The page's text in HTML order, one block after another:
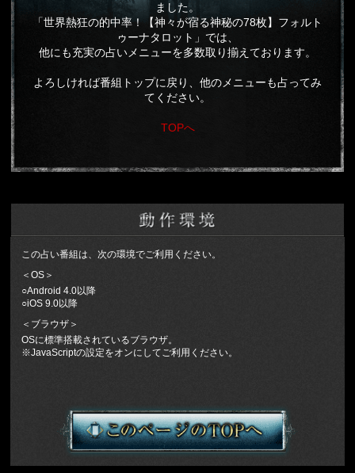
ました。
「世界熱狂の的中率！【神々が宿る神秘の78枚】フォルト
ゥーナタロット」では、
他にも充実の占いメニューを多数取り揃えております。
よろしければ番組トップに戻り、他のメニューも占ってみ
てください。
TOPへ
この占い番組は、次の環境でご利用ください。
＜OS＞
○Android 4.0以降
○iOS 9.0以降
＜ブラウザ＞
OSに標準搭載されているブラウザ。
※JavaScriptの設定をオンにしてご利用ください。